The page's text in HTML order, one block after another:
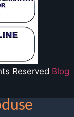
Reserved Blog